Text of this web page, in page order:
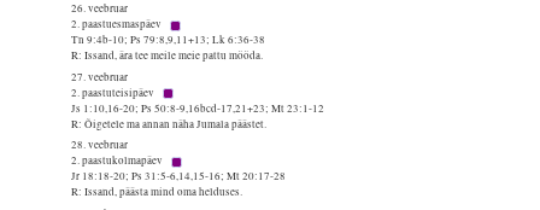
26. veebruar
2. paastuesmaspäev
Tn 9:4b-10; Ps 79:8,9,11+13; Lk 6:36-38
R: Issand, ära tee meile meie pattu mööda.
27. veebruar
2. paastuteisipäev
Js 1:10,16-20; Ps 50:8-9,16bcd-17,21+23; Mt 23:1-12
R: Õigetele ma annan näha Jumala päästet.
28. veebruar
2. paastukolmapäev
Jr 18:18-20; Ps 31:5-6,14,15-16; Mt 20:17-28
R: Issand, päästa mind oma helduses.